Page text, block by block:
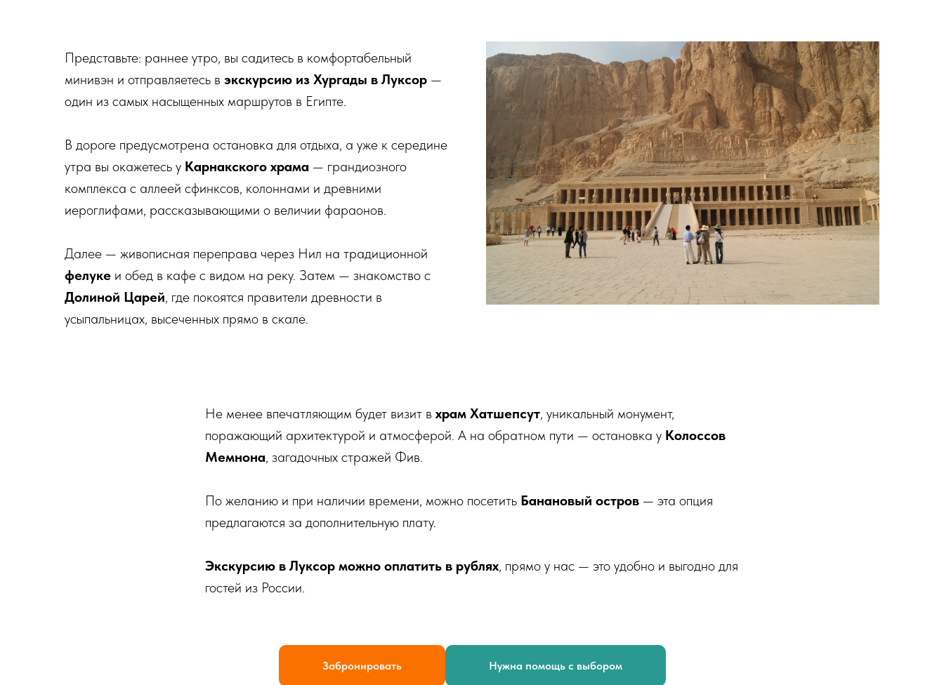
Представьте: раннее утро, вы садитесь в комфортабельный
минивэн и отправляетесь в экскурсию из Хургады в Луксор —
один из самых насыщенных маршрутов в Египте.
В дороге предусмотрена остановка для отдыха, а уже к середине
утра вы окажетесь у Карнакского храма — грандиозного
комплекса с аллеей сфинксов, колоннами и древними
иероглифами, рассказывающими о величии фараонов.
Далее — живописная переправа через Нил на традиционной
фелуке и обед в кафе с видом на реку. Затем — знакомство с
Долиной Царей, где покоятся правители древности в
усыпальницах, высеченных прямо в скале.
Не менее впечатляющим будет визит в храм Хатшепсут, уникальный монумент,
поражающий архитектурой и атмосферой. А на обратном пути — остановка у Колоссов
Мемнона, загадочных стражей Фив.
По желанию и при наличии времени, можно посетить Банановый остров — эта опция
предлагаются за дополнительную плату.
Экскурсию в Луксор можно оплатить в рублях, прямо у нас — это удобно и выгодно для
гостей из России.
Забронировать Нужна помощь с выбором